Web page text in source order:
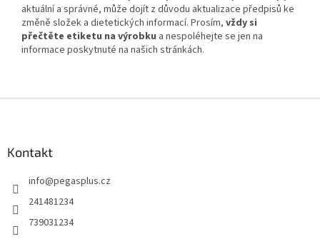
aktuální a správné, může dojít z důvodu aktualizace předpisů ke
změně složek a dietetických informací. Prosím, vždy si
přečtěte etiketu na výrobku a nespoléhejte se jen na
informace poskytnuté na našich stránkách.
Kontakt
info@pegasplus.cz
241481234
739031234